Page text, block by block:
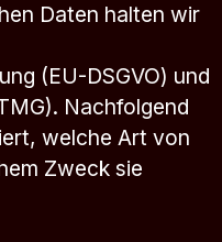
Daten halten wir
(EU-DSGVO) und
Nachfolgend
welche Art von
Zweck sie